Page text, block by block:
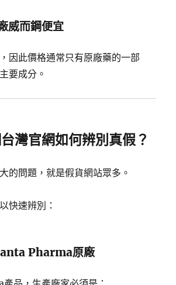
威而鋼便宜
因此價格通常只有原廠藥的一部
要成分。
灣官網如何辨別真假？
的問題，就是假貨網站眾多。
快速辨別：
Pharma原廠